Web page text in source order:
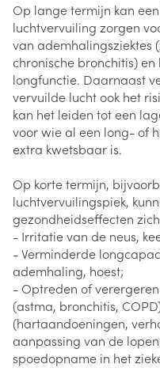
Op lange termijn kan
luchtvervuiling zorgen
van ademhalingsziektes
chronische bronchitis)
longfunctie. Daarnaast
vervuilde lucht ook het
kan het leiden tot een
voor wie al een long- of
extra kwetsbaar is.
Op korte termijn,
luchtvervuilingspiek,
gezondheidseffecten
- Irritatie van de neus,
- Verminderde
ademhaling, hoest;
- Optreden of
(astma, bronchitis,
(hartaandoeningen,
aanpassing van de
spoedopname in het